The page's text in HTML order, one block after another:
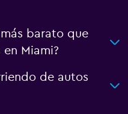
barato que
Miami?
de autos